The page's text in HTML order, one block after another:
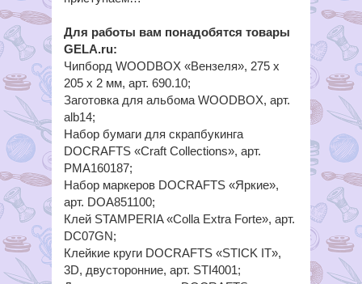
Для работы вам понадобятся товары
GELA.ru:
Чипборд WOODBOX «Вензеля», 275 х
205 х 2 мм, арт. 690.10;
Заготовка для альбома WOODBOX, арт.
alb14;
Набор бумаги для скрапбукинга
DOCRAFTS «Craft Collections», арт.
PMA160187;
Набор маркеров DOCRAFTS «Яркие»,
арт. DOA851100;
Клей STAMPERIA «Colla Extra Forte», арт.
DC07GN;
Клейкие круги DOCRAFTS «STICK IT»,
3D, двусторонние, арт. STI4001;